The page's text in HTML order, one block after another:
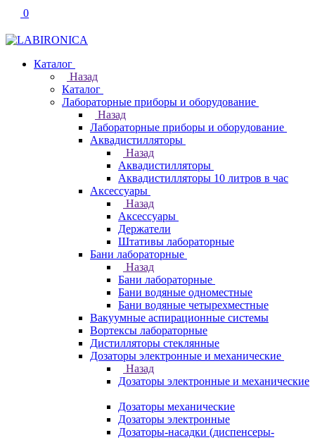
0
Каталог
Назад
Каталог
Лабораторные приборы и оборудование
Назад
Лабораторные приборы и оборудование
Аквадистилляторы
Назад
Аквадистилляторы
Аквадистилляторы 10 литров в час
Аксессуары
Назад
Аксессуары
Держатели
Штативы лабораторные
Бани лабораторные
Назад
Бани лабораторные
Бани водяные одноместные
Бани водяные четырехместные
Вакуумные аспирационные системы
Вортексы лабораторные
Дистилляторы стеклянные
Дозаторы электронные и механические
Назад
Дозаторы электронные и механические
Дозаторы механические
Дозаторы электронные
Дозаторы-насадки (диспенсеры-